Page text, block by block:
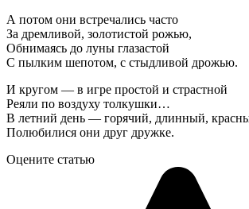
А потом они встречались часто
За дремливой, золотистой рожью,
Обнимаясь до луны глазастой
С пылким шепотом, с стыдливой дрожью.
И кругом — в игре простой и страстной
Реяли по воздуху толкушки…
В летний день — горячий, длинный,
Полюбилися они друг дружке.
Оцените статью